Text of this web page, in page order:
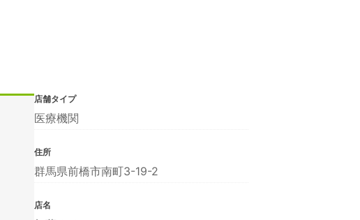
店舗タイプ
医療機関
住所
群馬県前橋市南町3-19-2
店名